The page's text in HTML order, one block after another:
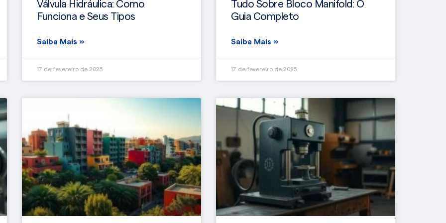
Válvula Hidráulica: Como
Funciona e Seus Tipos
Saiba Mais »
17 de fevereiro de 2025
Tudo Sobre Bloco Manifold: O
Guia Completo
Saiba Mais »
17 de fevereiro de 2025